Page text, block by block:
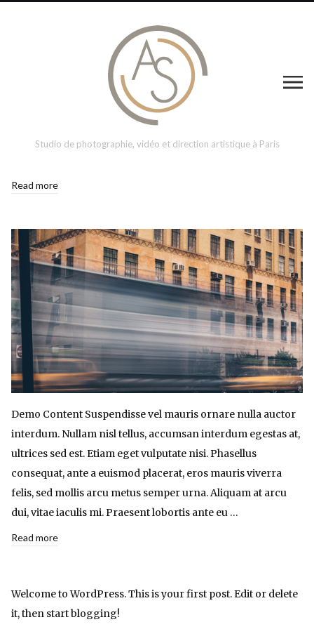
Studio de photographie, vidéo et direction artistique à Paris
Read more
Demo Content Suspendisse vel mauris ornare nulla auctor
interdum. Nullam nisl tellus, accumsan interdum egestas at,
ultrices sed est. Etiam eget vulputate nisi. Phasellus
consequat, ante a euismod placerat, eros mauris viverra
felis, sed mollis arcu metus semper urna. Aliquam at arcu
dui, vitae iaculis mi. Praesent lobortis ante eu …
Read more
Welcome to WordPress. This is your first post. Edit or delete
it, then start blogging!